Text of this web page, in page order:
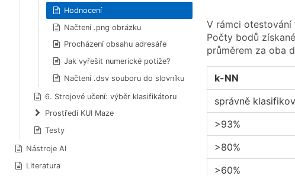
Hodnocení
Načtení .png obrázku
Procházení obsahu adresáře
Jak vyřešit numerické potíže?
Načtení .dsv souboru do slovníku
6. Strojové učení: výběr klasifikátoru
Prostředí KUI Maze
Testy
Nástroje AI
Literatura
V rámci
Počty bodů
průměrem za oba
k-NN
správně
>93%
>80%
>60%